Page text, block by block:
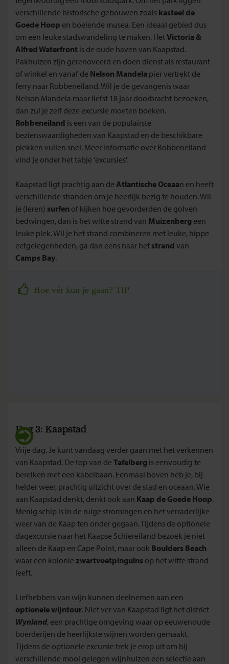
verschillende historische gebouwen zoals kasteel de
Goede Hoop en boeiende musea. Een ideaal gebied dus
om een leuke stadswandeling te maken. HetVictoria &
Alfred Waterfront is de oude haven van Kaapstad.
Pakhuizen zijn gerenoveerd en doen dienst als restaurant
of winkel en vanaf de Nelson Mandela pier vertrekt de
ferry naar Robbeneiland. Wil je de gevangenis waar
Nelson Mandela maar liefst 18 jaar doorbracht bezoeken,
dan zul je zelf deze excursie moeten boeken.
Robbeneiland is een van de populairste
bezienswaardigheden van Kaapstad en de beschikbare
plekken vullen snel. Meer informatie over Robbeneiland
vind je onder het tabje 'excursies'.
Kaapstad ligt prachtig aan de Atlantische Oceaan en heeft
verschillende stranden om je heerlijk bezig te houden. Wil
je (leren) surfen of kijken hoe gevorderden de golven
bedwingen, dan is het witte strand van Muizenberg een
leuke plek. Wil je het strand combineren met leuke, hippe
eetgelegenheden, ga dan eens naar het strand van
Camps Bay.
Hoe vér kun je gaan? TIP
Dag 3: Kaapstad
Vrije dag. Je kunt vandaag verder gaan met het verkennen
van Kaapstad. De top van de Tafelberg is eenvoudig te
bereiken met een kabelbaan. Eenmaal boven heb je, bij
helder weer, prachtig uitzicht over de stad en oceaan. Wie
aan Kaapstad denkt, denkt ook aan Kaap de Goede Hoop.
Menig schip is in de ruige stromingen en het verraderlijke
weer van de Kaap ten onder gegaan. Tijdens de optionele
dagexcursie naar het Kaapse Schiereiland bezoek je niet
alleen de Kaap en Cape Point, maar ook Boulders Beach
waar een kolonie zwartvoetpinguïns op het witte strand
leeft.
Liefhebbers van wijn kunnen deelnemen aan een
optionele wijntour. Niet ver van Kaapstad ligt het district
Wynland, een prachtige omgeving waar op eeuwenoude
boerderijen de heerlijkste wijnen worden gemaakt.
Tijdens de optionele excursie trek je erop uit om bij
verschillende mooi gelegen wijnhuizen een selectie aan